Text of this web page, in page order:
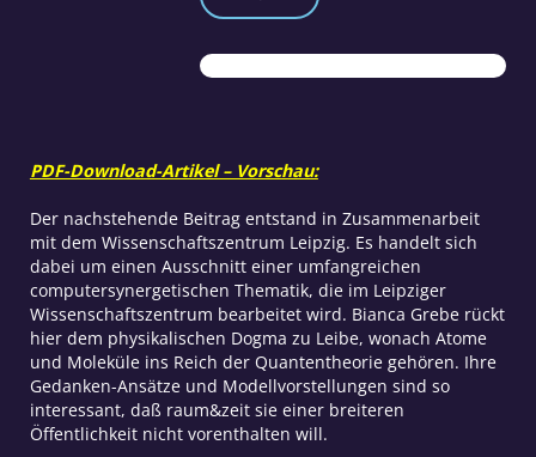
Moleküle
die
Quantentheorie
PDF-Download-Artikel – Vorschau:
Der nachstehende Beitrag entstand in Zusammenarbeit
mit dem Wissenschaftszentrum Leipzig. Es handelt sich
dabei um einen Ausschnitt einer umfangreichen
computersynergetischen Thematik, die im Leipziger
Wissenschaftszentrum bearbeitet wird. Bianca Grebe rückt
hier dem physikalischen Dogma zu Leibe, wonach Atome
und Moleküle ins Reich der Quantentheorie gehören. Ihre
Gedanken-Ansätze und Modellvorstellungen sind so
interessant, daß raum&zeit sie einer breiteren
Öffentlichkeit nicht vorenthalten will.